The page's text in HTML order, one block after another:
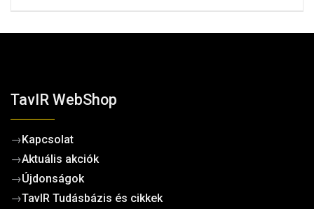
TavIR WebShop
→Kapcsolat
→Aktuális akciók
→Újdonságok
→TavIR Tudásbázis és cikkek